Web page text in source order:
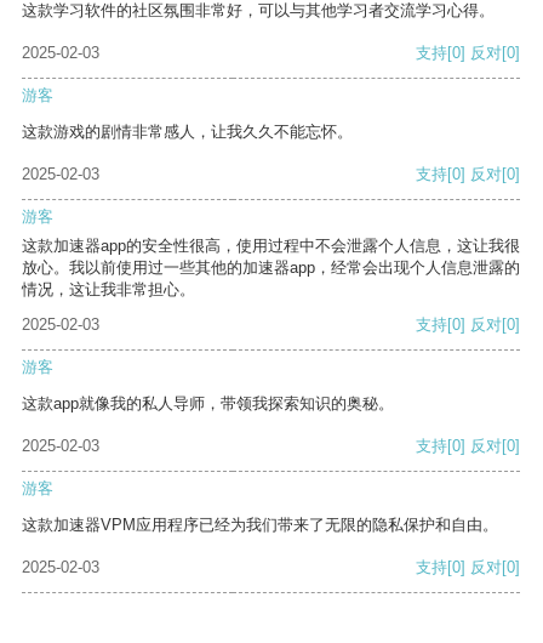
这款学习软件的社区氛围非常好，可以与其他学习者交流学习心得。
2025-02-03 支持[0] 反对[0]
游客
这款游戏的剧情非常感人，让我久久不能忘怀。
2025-02-03 支持[0] 反对[0]
游客
这款加速器app的安全性很高，使用过程中不会泄露个人信息，这让我很
放心。我以前使用过一些其他的加速器app，经常会出现个人信息泄露的
情况，这让我非常担心。
2025-02-03
支持[0] 反对[0]
游客
这款app就像我的私人导师，带领我探索知识的奥秘。
2025-02-03 支持[0] 反对[0]
游客
这款加速器VPM应用程序已经为我们带来了无限的隐私保护和自由。
2025-02-03 支持[0] 反对[0]